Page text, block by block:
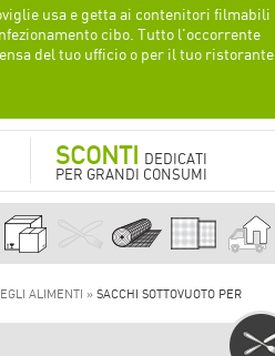
usa e getta ai contenitori filmabili
cibo. Tutto l'occorrente
del tuo ufficio o per il tuo ristorante.
SCONTI DEDICATI
PER GRANDI CONSUMI
ALIMENTI » SACCHI SOTTOVUOTO PER